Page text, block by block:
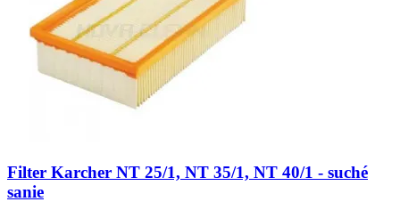
Filter Karcher NT 25/1, NT 35/1, NT 40/1 - suché
sanie